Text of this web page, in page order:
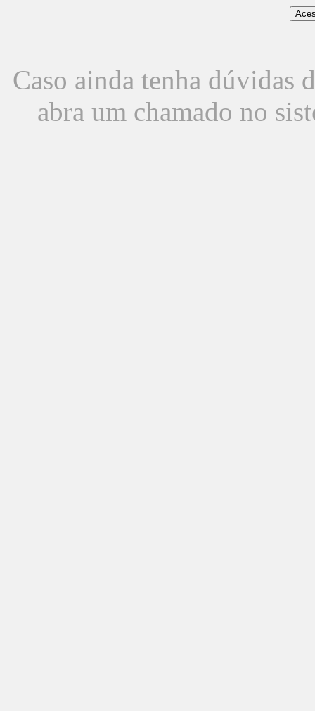
Caso ainda tenha dúvidas
abra um chamado no